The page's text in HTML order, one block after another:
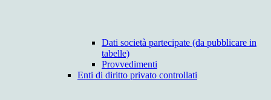
Dati società partecipate (da pubblicare in
tabelle)
Provvedimenti
Enti di diritto privato controllati